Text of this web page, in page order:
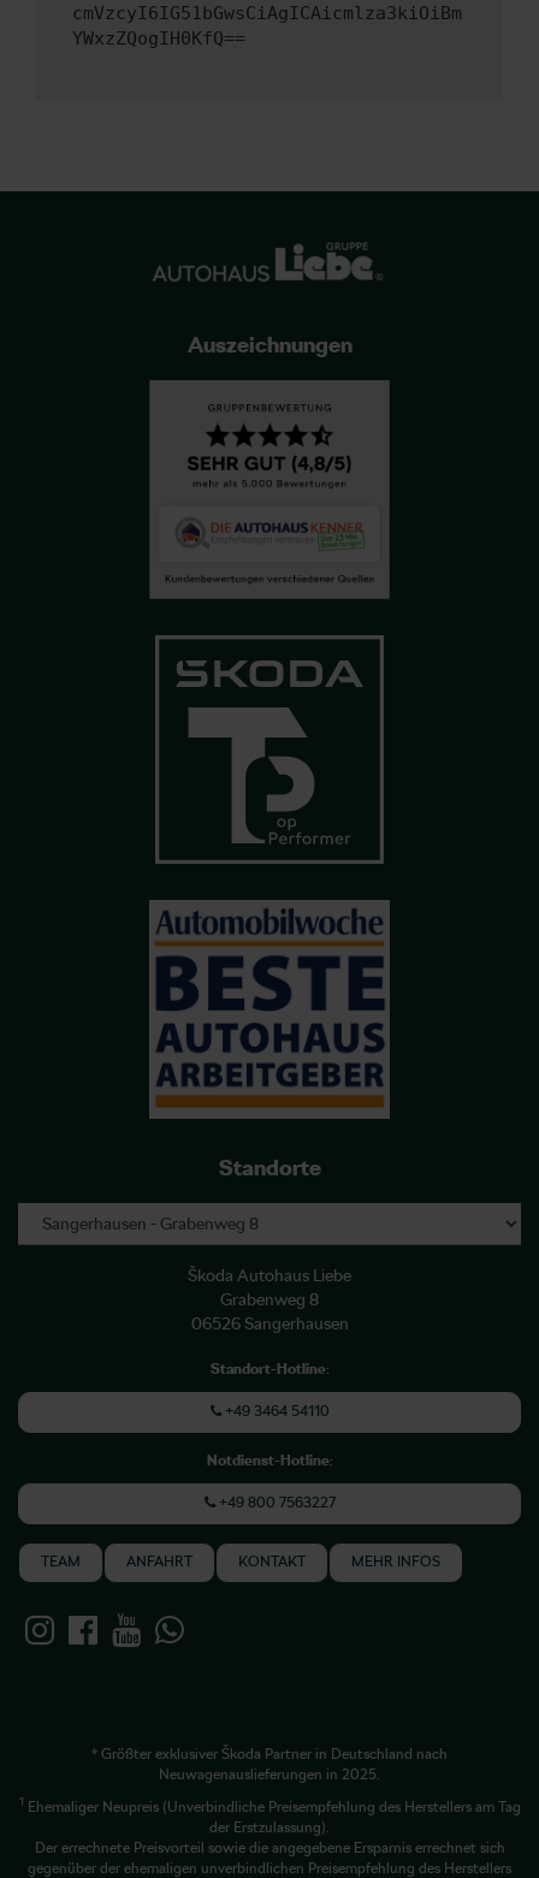
cmVzcyI6IG51bGwsCiAgICAicmlza3kiOiBm
YWxzZQogIH0KfQ==
Auszeichnungen
Standorte
Škoda Autohaus Liebe
Grabenweg 8
06526 Sangerhausen
Standort-Hotline:
+49 3464 54110
Notdienst-Hotline:
+49 800 7563227
TEAM ANFAHRT KONTAKT MEHR INFOS
* Größter exklusiver Škoda Partner in Deutschland nach
Neuwagenauslieferungen in 2025.
1
Ehemaliger Neupreis (Unverbindliche Preisempfehlung des Herstellers am Tag
der Erstzulassung).
Der errechnete Preisvorteil sowie die angegebene Ersparnis errechnet sich
gegenüber der ehemaligen unverbindlichen Preisempfehlung des Herstellers